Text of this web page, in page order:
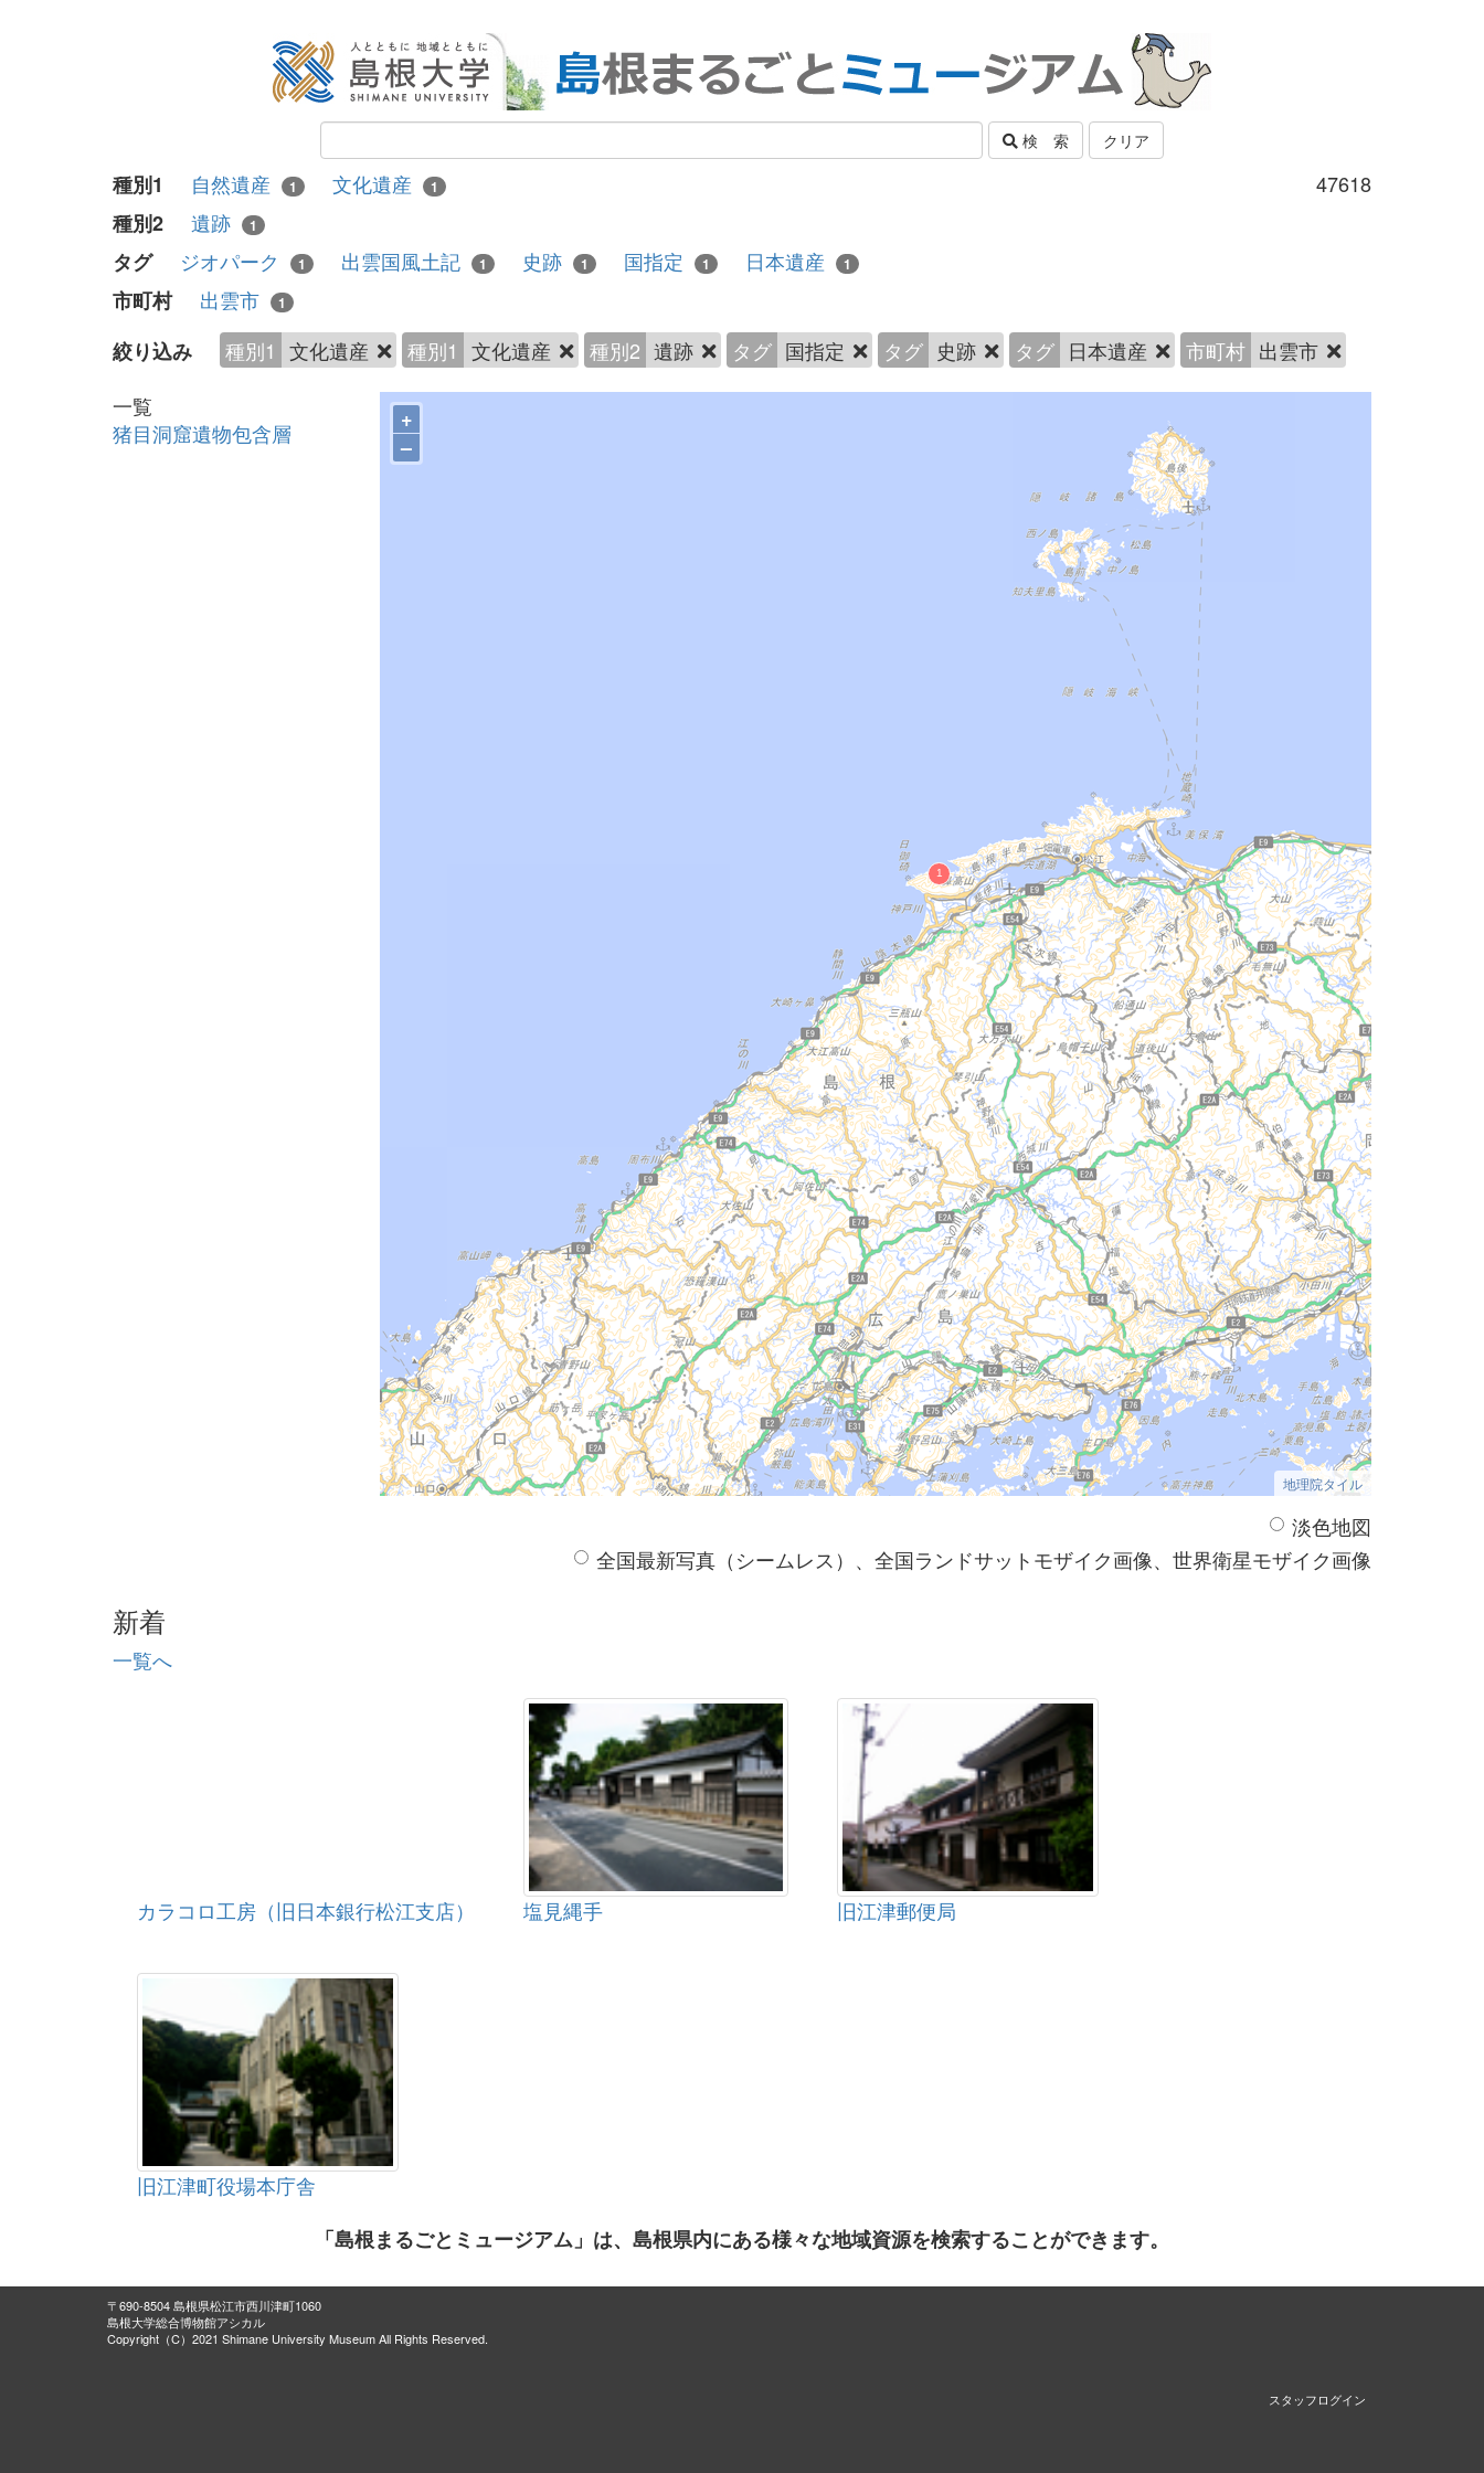
検 索 クリア
47618
種別1 自然遺産 1 文化遺産 1
種別2 遺跡 1
タグ ジオパーク 1 出雲国風土記 1 史跡 1 国指定 1 日本遺産 1
市町村 出雲市 1
絞り込み 種別1 文化遺産 種別1 文化遺産 種別2 遺跡 タグ 国指定 タグ 史跡 タグ 日本遺産 市町村 出雲市
一覧
猪目洞窟遺物包含層
+
–
地理院タイル
淡色地図
全国最新写真（シームレス）、全国ランドサットモザイク画像、世界衛星モザイク画像
新着
一覧へ
カラコロ工房（旧日本銀行松江支店） 塩見縄手 旧江津郵便局
旧江津町役場本庁舎
「島根まるごとミュージアム」は、島根県内にある様々な地域資源を検索することができます。
〒690-8504 島根県松江市西川津町1060
島根大学総合博物館アシカル
Copyright（C）2021 Shimane University Museum All Rights Reserved.
スタッフログイン